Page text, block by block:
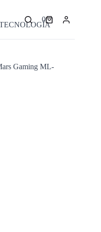
Carro
compra
0